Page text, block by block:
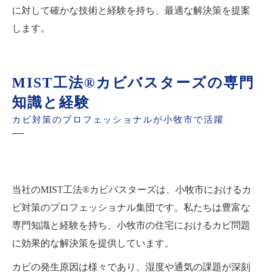
に対して確かな技術と経験を持ち、最適な解決策を提案
します。
MIST工法®カビバスターズの専門
知識と経験
カビ対策のプロフェッショナルが小牧市で活躍
当社のMIST工法®カビバスターズは、小牧市におけるカ
ビ対策のプロフェッショナル集団です。私たちは豊富な
専門知識と経験を持ち、小牧市の住宅におけるカビ問題
に効果的な解決策を提供しています。
カビの発生原因は様々であり、湿度や通気の課題が深刻